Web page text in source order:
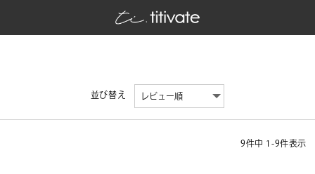
並び替え
9件中 1 -9件表示